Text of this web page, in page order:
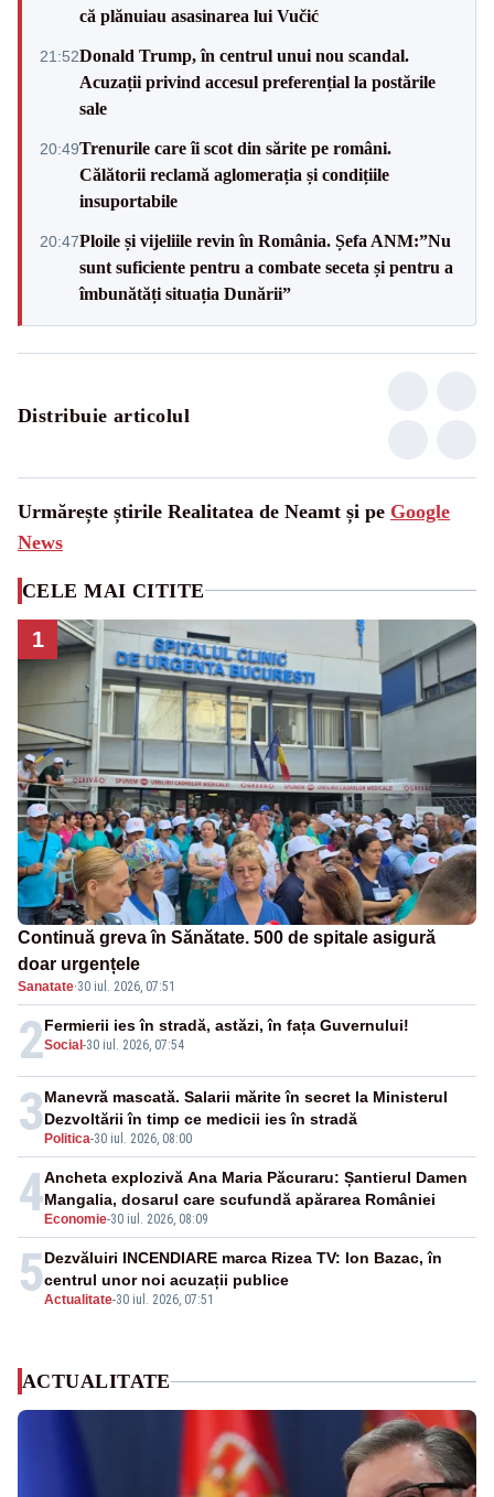
că plănuiau asasinarea lui Vučić
21:52Donald Trump, în centrul unui nou scandal.
Acuzații privind accesul preferențial la postările
sale
20:49Trenurile care îi scot din sărite pe români.
Călătorii reclamă aglomerația și condițiile
insuportabile
20:47Ploile și vijeliile revin în România. Șefa ANM:”Nu
sunt suficiente pentru a combate seceta și pentru a
îmbunătăți situația Dunării”
Distribuie articolul
Urmărește știrile Realitatea de Neamt și pe Google
News
CELE MAI CITITE
1
Continuă greva în Sănătate. 500 de spitale asigură
doar urgențele
Sanatate·30 iul. 2026, 07:51
2Social -30 iul. 2026, 07:54
Fermierii ies în stradă, astăzi, în fața Guvernului!
3 Politica-30 iul. 2026, 08:00
Manevră mascată. Salarii mărite în secret la Ministerul
Dezvoltării în timp ce medicii ies în stradă
4 Economie-30 iul. 2026, 08:09
Ancheta explozivă Ana Maria Păcuraru: Șantierul Damen
Mangalia, dosarul care scufundă apărarea României
5Actualitate-30 iul. 2026, 07:51
Dezvăluiri INCENDIARE marca Rizea TV: Ion Bazac, în
centrul unor noi acuzații publice
ACTUALITATE